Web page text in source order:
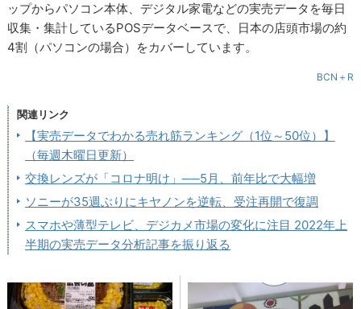
ップからパソコン本体、デジタル家電などの実売データを毎日
収集・集計しているPOSデータベースで、日本の店頭市場の約
4割（パソコンの場合）をカバーしています。
BCN＋R
関連リンク
【実売データでわかる売れ筋ランキング（1位～50位）】
（毎週木曜日更新）
交換レンズが「コロナ明け」──5月、前年比で大幅増
ソニーが35週ぶりにキヤノンを逆転、受注再開で復調
スマホや薄型テレビ、デジカメ市場の変化に注目 2022年上
半期の実売データ分析記事を振り返る